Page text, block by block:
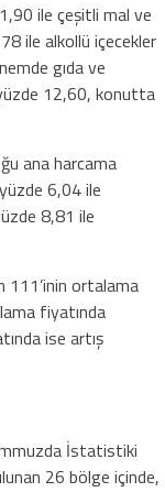
ile çeşitli mal ve
ile alkollü içecekler
gıda ve
12,60, konutta
ana harcama
6,04 ile
8,81 ile
111’inin ortalama
fiyatında
ise artış
İstatistiki
26 bölge içinde,